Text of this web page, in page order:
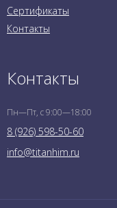
Сертификаты
Контакты
Контакты
Пн—Пт, с 9:00—18:00
8 (926) 598-50-60
info@titanhim.ru